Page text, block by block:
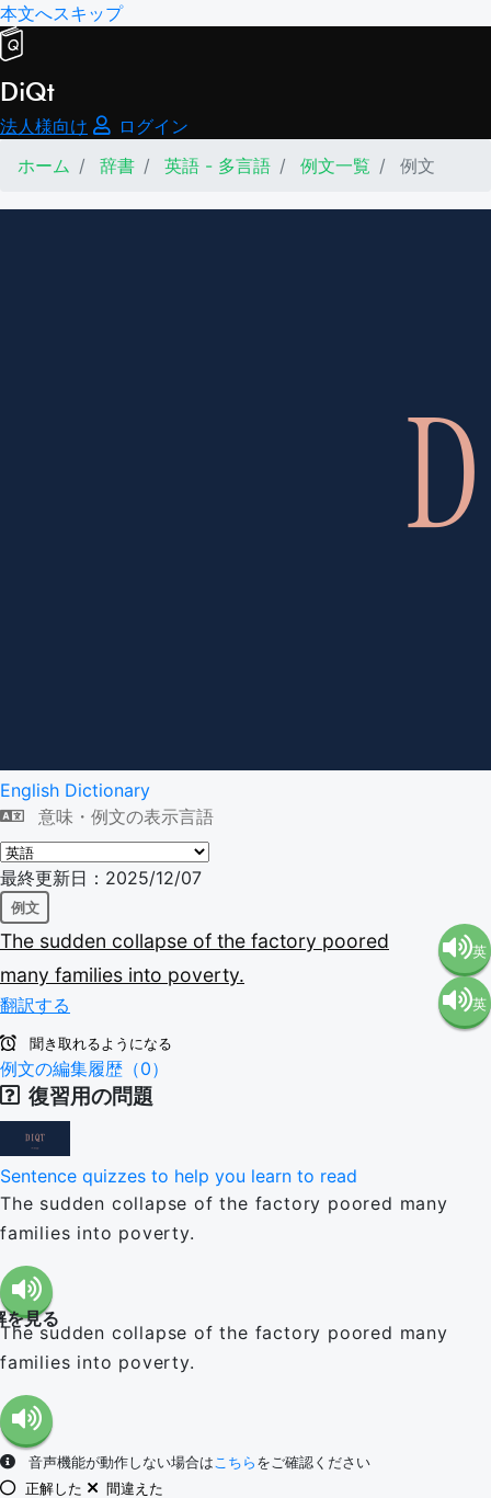
本文へスキップ
DiQt
法人様向け
ログイン
ホーム
辞書 英語 - 多言語 例文一覧 例文
English Dictionary
意味・例文の表示言語
最終更新日：2025/12/07
例文
The sudden collapse of the factory poored
many families into poverty.
翻訳する
英
語（米
英
聞き取れるようになる
例文の編集履歴（0）
復習用の問題
Sentence quizzes to help you learn to read
The sudden collapse of the factory poored many
families into poverty.
を見る
The sudden collapse of the factory poored many
families into poverty.
音声機能が動作しない場合はこちら をご確認ください
正解した
間違えた